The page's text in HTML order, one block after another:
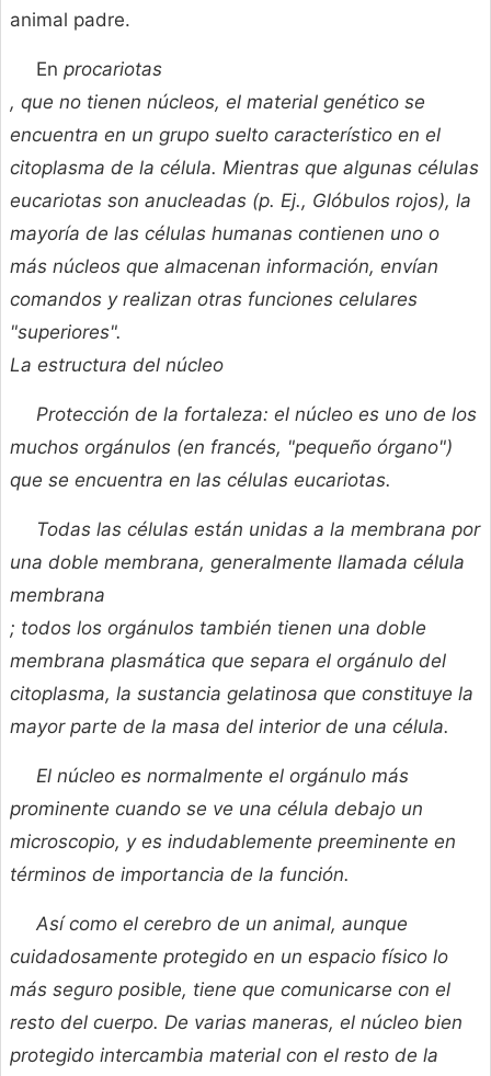
animal padre.
En procariotas
, que no tienen núcleos, el material genético se
encuentra en un grupo suelto característico en el
citoplasma de la célula. Mientras que algunas células
eucariotas son anucleadas (p. Ej., Glóbulos rojos), la
mayoría de las células humanas contienen uno o
más núcleos que almacenan información, envían
comandos y realizan otras funciones celulares
"superiores".
La estructura del núcleo
Protección de la fortaleza: el núcleo es uno de los
muchos orgánulos (en francés, "pequeño órgano")
que se encuentra en las células eucariotas.
Todas las células están unidas a la membrana por
una doble membrana, generalmente llamada célula
membrana
; todos los orgánulos también tienen una doble
membrana plasmática que separa el orgánulo del
citoplasma, la sustancia gelatinosa que constituye la
mayor parte de la masa del interior de una célula.
El núcleo es normalmente el orgánulo más
prominente cuando se ve una célula debajo un
microscopio, y es indudablemente preeminente en
términos de importancia de la función.
Así como el cerebro de un animal, aunque
cuidadosamente protegido en un espacio físico lo
más seguro posible, tiene que comunicarse con el
resto del cuerpo. De varias maneras, el núcleo bien
protegido intercambia material con el resto de la